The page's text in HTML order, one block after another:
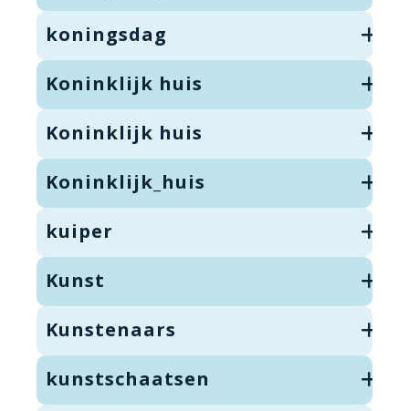
koningsdag
Koninklijk huis
Koninklijk huis
Koninklijk_huis
kuiper
Kunst
Kunstenaars
kunstschaatsen